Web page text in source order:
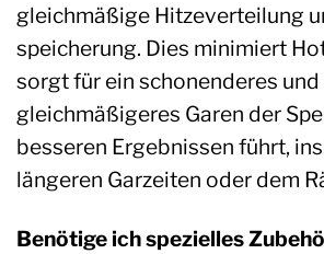
gleichmäßige Hitzeverteilung
speicherung. Dies minimiert
sorgt für ein schonenderes und
gleichmäßigeres Garen der
besseren Ergebnissen führt,
längeren Garzeiten oder dem
Benötige ich spezielles